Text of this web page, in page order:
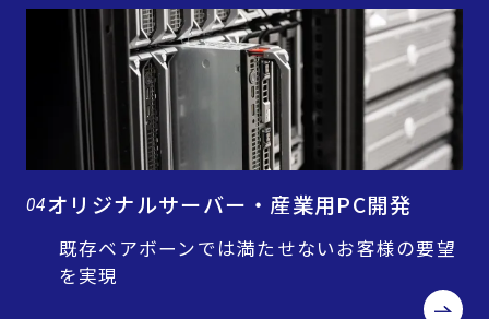
04オリジナルサーバー・産業用PC開発
既存ベアボーンでは満たせないお客様の要望
を実現